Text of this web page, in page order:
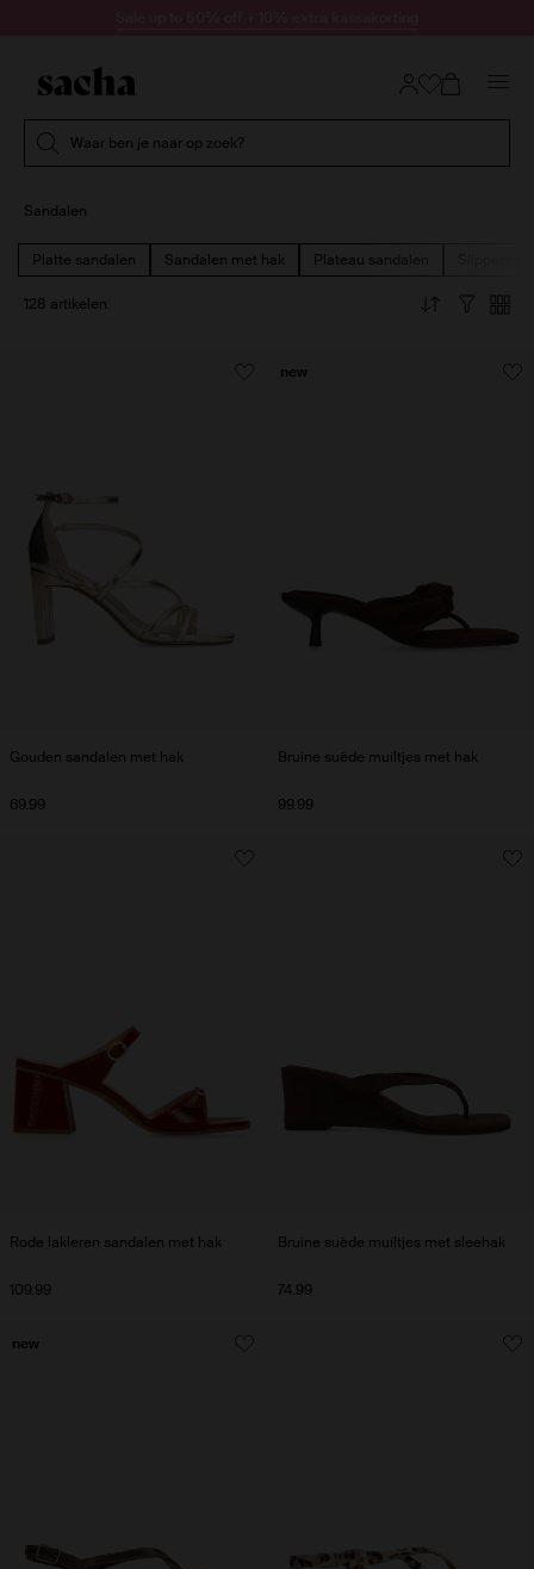
Waar ben je naar op zoek?
Sandalen
Platte sandalen Sandalen met hak Plateau sandalen
128 artikelen
Gouden sandalen met hak
69.99
Bruine suède muiltjes met hak
99.99
new
Rode lakleren sandalen met hak
109.99
Bruine suède muiltjes met sleehak
74.99
new